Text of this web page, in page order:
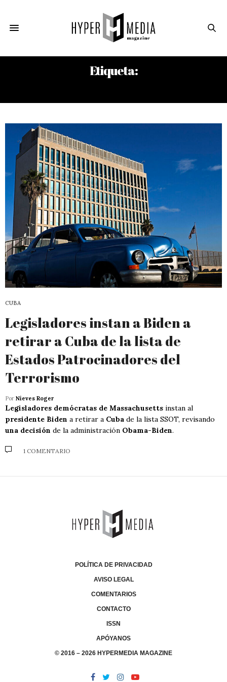
Etiqueta:
CUBA
Legisladores instan a Biden a
retirar a Cuba de la lista de
Estados Patrocinadores del
Terrorismo
Por Nieves Roger
Legisladores demócratas de Massachusetts instan al
presidente Biden a retirar a Cuba de la lista SSOT, revisando
una decisión de la administración Obama-Biden.
1 COMENTARIO
POLÍTICA DE PRIVACIDAD
AVISO LEGAL
COMENTARIOS
CONTACTO
ISSN
APÓYANOS
© 2016 – 2026 HYPERMEDIA MAGAZINE